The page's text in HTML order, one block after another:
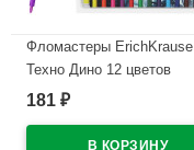
Фломастеры ErichKrause
Техно Дино 12 цветов
арт.65030
181 ₽